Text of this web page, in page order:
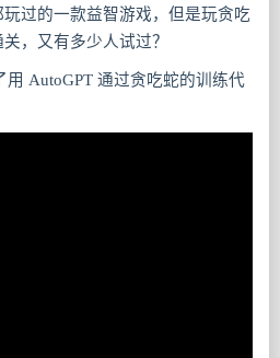
过的一款益智游戏，但是玩贪吃
，又有多少人试过？
AutoGPT 通过贪吃蛇的训练代